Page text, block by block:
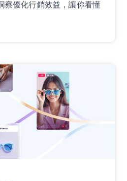
察優化行銷效益，讓你看懂